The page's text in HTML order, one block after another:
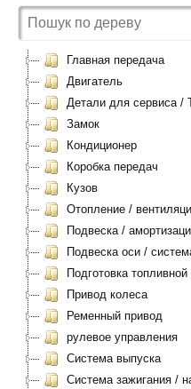
Главная передача
Двигатель
Детали для сервиса /
Замок
Кондиционер
Коробка передач
Кузов
Отопление /
Подвеска /
Подвеска оси /
Подготовка
Привод колеса
Ременный привод
рулевое управления
Система выпуска
Система зажигания /